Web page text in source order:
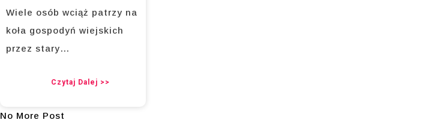
Wiele osób wciąż patrzy na
koła gospodyń wiejskich
przez stary…
Czytaj Dalej >>
No More Post